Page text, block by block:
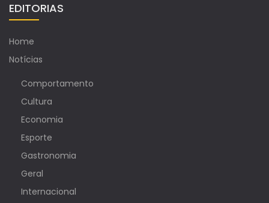
EDITORIAS
Home
Notícias
Comportamento
Cultura
Economia
Esporte
Gastronomia
Geral
Internacional